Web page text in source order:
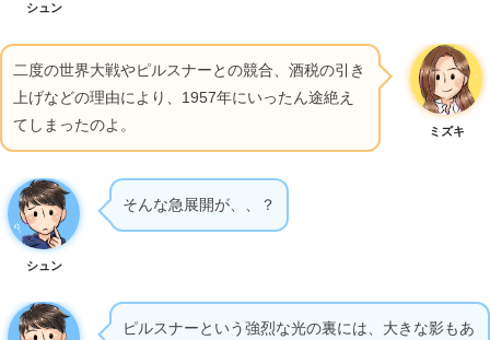
シュン
二度の世界大戦やピルスナーとの競合、酒税の引き
上げなどの理由により、1957年にいったん途絶え
てしまったのよ。
ミズキ
シュン
そんな急展開が、、？
ピルスナーという強烈な光の裏には、大きな影もあ